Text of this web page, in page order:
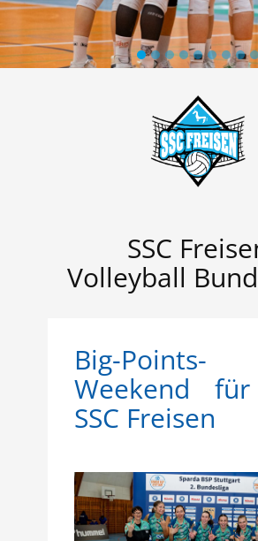
SSC
Volleyball
Big-Points-
Weekend
SSC Freisen